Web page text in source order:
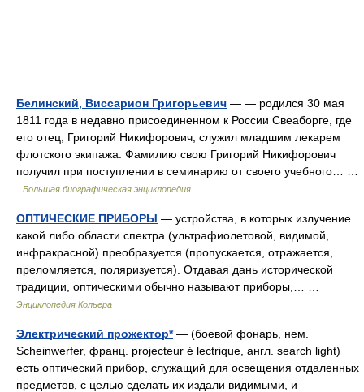
Белинский, Виссарион Григорьевич — — родился 30 мая
1811 года в недавно присоединенном к России Свеаборге, где
его отец, Григорий Никифорович, служил младшим лекарем
флотского экипажа. Фамилию свою Григорий Никифорович
получил при поступлении в семинарию от своего учебного… …
Большая биографическая энциклопедия
ОПТИЧЕСКИЕ ПРИБОРЫ — устройства, в которых излучение
какой либо области спектра (ультрафиолетовой, видимой,
инфракрасной) преобразуется (пропускается, отражается,
преломляется, поляризуется). Отдавая дань исторической
традиции, оптическими обычно называют приборы,… …
Энциклопедия Кольера
Электрический прожектор*— (боевой фонарь, нем.
Scheinwerfer, франц. projecteur é lectrique, англ. search light)
есть оптический прибор, служащий для освещения отдаленных
предметов, с целью сделать их издали видимыми, и